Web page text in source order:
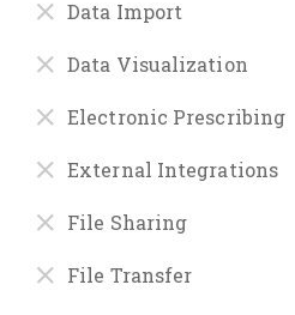
Data Import
Data Visualization
Electronic Prescribing
External Integrations
File Sharing
File Transfer